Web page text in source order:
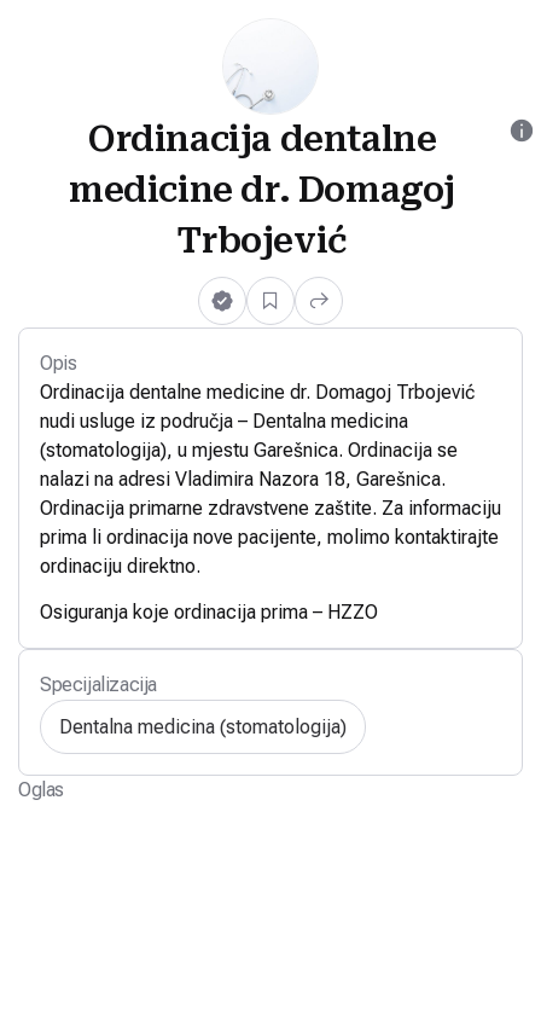
Ordinacija dentalne
medicine dr. Domagoj
Trbojević
Opis
Ordinacija dentalne medicine dr. Domagoj Trbojević
nudi usluge iz područja – Dentalna medicina
(stomatologija), u mjestu Garešnica. Ordinacija se
nalazi na adresi Vladimira Nazora 18, Garešnica.
Ordinacija primarne zdravstvene zaštite. Za informaciju
prima li ordinacija nove pacijente, molimo kontaktirajte
ordinaciju direktno.
Osiguranja koje ordinacija prima – HZZO
Specijalizacija
Dentalna medicina (stomatologija)
Oglas